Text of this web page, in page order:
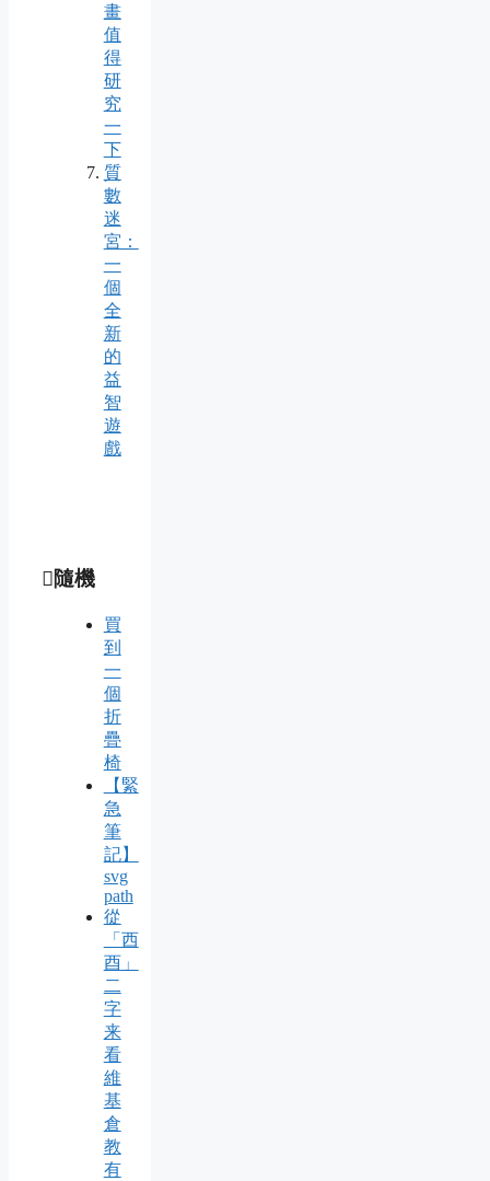
畫
值
得
研
究
一
下
質
數
迷
宮：
一
個
全
新
的
益
智
遊
戲
隨機
買
到
一
個
折
疊
椅
【緊
急
筆
記】
svg
path
從
「西
酉」
二
字
来
看
維
基
倉
教
有